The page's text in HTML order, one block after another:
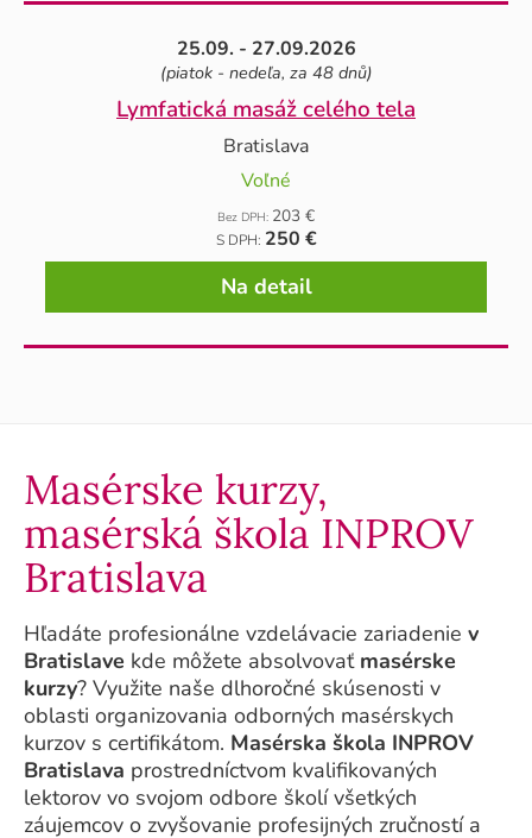
25.09. - 27.09.2026
(piatok - nedeľa, za 48 dnů)
Lymfatická masáž celého tela
Bratislava
Voľné
Bez DPH: 203 €
S DPH: 250 €
Na detail
Masérske kurzy,
masérská škola INPROV
Bratislava
Hľadáte profesionálne vzdelávacie zariadenie v
Bratislave kde môžete absolvovať masérske
kurzy? Využite naše dlhoročné skúsenosti v
oblasti organizovania odborných masérskych
kurzov s certifikátom. Masérska škola INPROV
Bratislava prostredníctvom kvalifikovaných
lektorov vo svojom odbore školí všetkých
záujemcov o zvyšovanie profesijných zručností a